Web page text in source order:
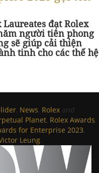
đạt Rolex
người tiên phong
sẽ giúp cải thiện
tinh cho các thế hệ
, News, Rolex and
Planet, Rolex Awards,
for Enterprise 2023,
Leung.